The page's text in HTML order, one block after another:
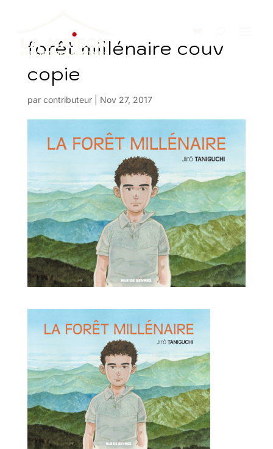
forêt millénaire couv
copie
par contributeur| Nov 27, 2017